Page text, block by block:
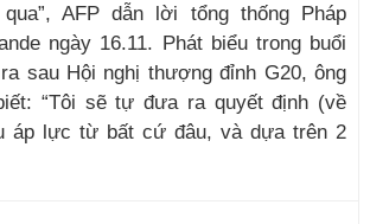
AFP dẫn lời tổng thống Pháp
ngày 16.11. Phát biểu trong buổi
sau Hội nghị thượng đỉnh G20, ông
“Tôi sẽ tự đưa ra quyết định (về
áp lực từ bất cứ đâu, và dựa trên 2